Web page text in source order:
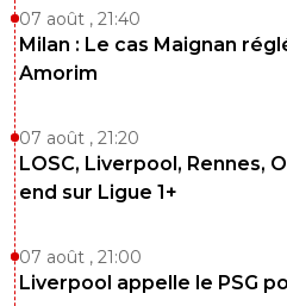
07 août , 21:40
Milan : Le cas Maignan
Amorim
07 août , 21:20
LOSC, Liverpool, Rennes,
end sur Ligue 1+
07 août , 21:00
Liverpool appelle le PSG